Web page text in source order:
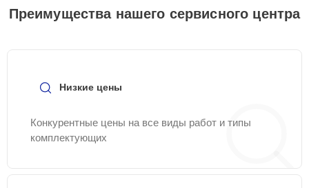
Преимущества нашего сервисного центра
Низкие цены
Конкурентные цены на все виды работ и типы
комплектующих